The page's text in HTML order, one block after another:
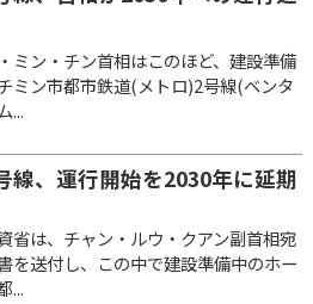
ミン・チン首相はこのほど、建設準備
ミン市都市鉄道(メトロ)2号線(ベンタ
...
線、運行開始を2030年に延期
省は、チャン・ルウ・クアン副首相宛
を送付し、この中で建設準備中のホー
...